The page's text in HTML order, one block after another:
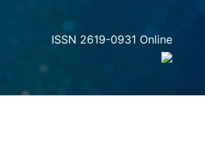
ISSN 2619-0931 Online